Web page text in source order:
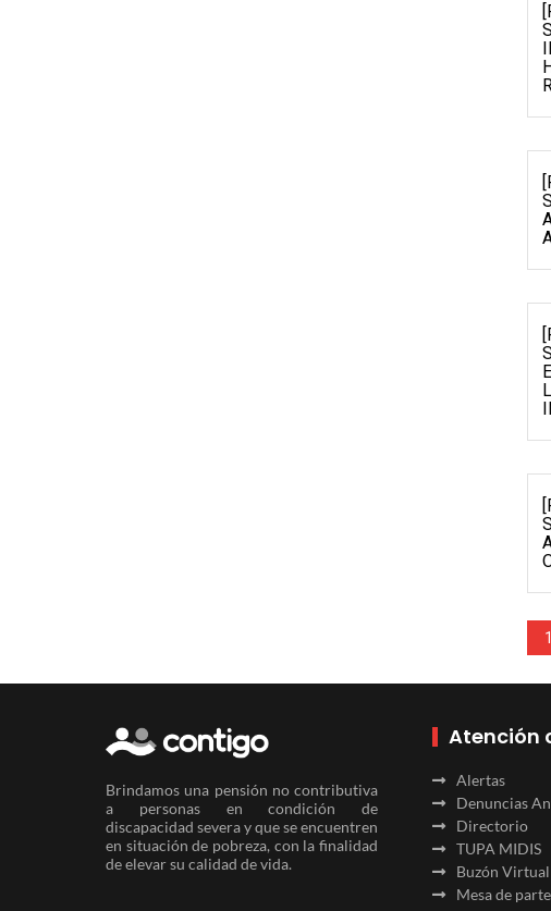
1
Brindamos una pensión no contributiva
a personas en condición de
discapacidad severa y que se encuentren
en situación de pobreza, con la finalidad
de elevar su calidad de vida.
Atención
Alertas
Denuncias
Directorio
TUPA MIDIS
Buzón Virtual
Mesa de